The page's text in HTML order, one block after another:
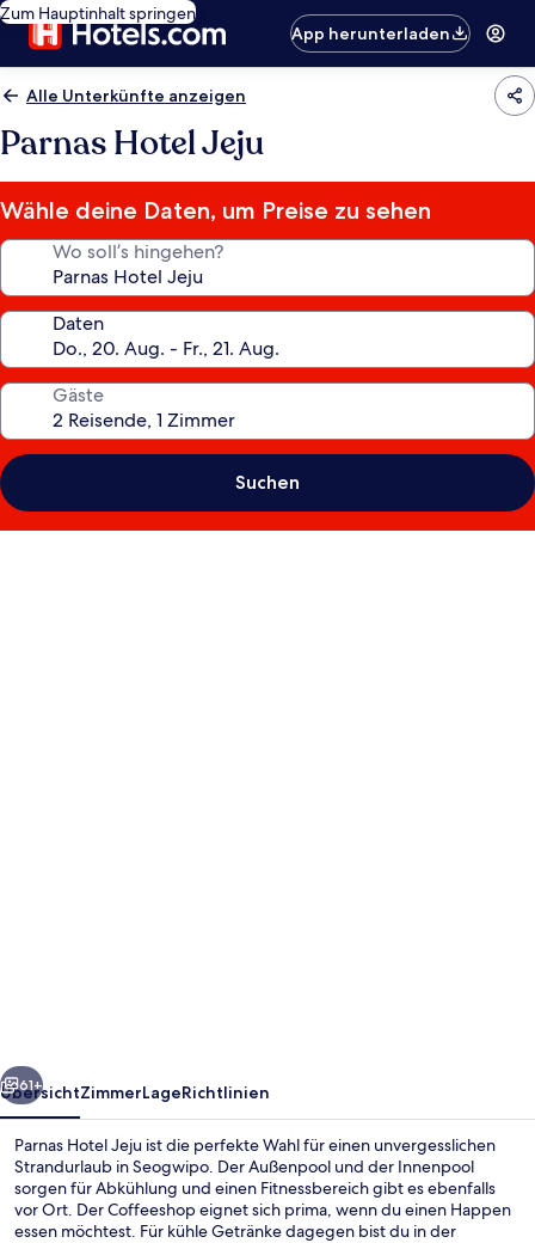
Zum Hauptinhalt springen
App herunterladen
Alle Unterkünfte anzeigen
Parnas Hotel Jeju
Wähle deine Daten, um Preise zu sehen
Wo soll’s hingehen?
Daten
Gäste
Suchen
Weiter
61+
ÜbersichtZimmerLageRichtlinien
Parnas Hotel Jeju ist die perfekte Wahl für einen unvergesslichen
Strandurlaub in Seogwipo. Der Außenpool und der Innenpool
sorgen für Abkühlung und einen Fitnessbereich gibt es ebenfalls
vor Ort. Der Coffeeshop eignet sich prima, wenn du einen Happen
essen möchtest. Für kühle Getränke dagegen bist du in der